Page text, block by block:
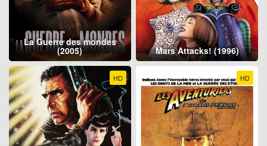
La Guerre des mondes
(2005) Mars Attacks! (1996)
HD HD